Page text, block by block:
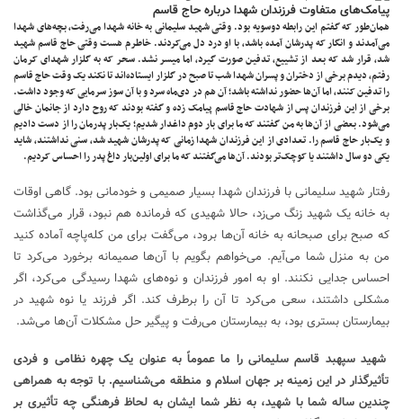
پیامک‌های متفاوت فرزندان شهدا درباره حاج قاسم
همان‌طور که گفتم این رابطه دوسویه بود. وقتی شهید سلیمانی به خانه شهدا می‌رفت، بچه‌های شهدا
می‌آمدند و انگار که پدرشان آمده باشد، با او درد دل می‌کردند. خاطرم هست وقتی حاج قاسم شهید
شد، قرار شد که بعد از تشییع، تدفین صورت گیرد، اما میسر نشد. سحر که به گلزار شهدای کرمان
رفتم، دیدم برخی از دختران و پسران شهدا شب تا صبح در گلزار ایستاده‌اند تا نکند یک وقت حاج قاسم
را تدفین کنند، اما آن‌ها حضور نداشته باشد؛ آن هم در دی‌ماه سرد و با آن سوز سرمایی که وجود داشت.
برخی از این فرزندان پس از شهادت حاج قاسم پیامک زده و گفته بودند که روح دارد از جانمان خالی
می‌شود. بعضی از آن‌ها به من گفتند که ما برای بار دوم داغدار شدیم؛ یک‌بار پدرمان را از دست دادیم
و یک‌بار حاج قاسم را. تعدادی از این فرزندان شهدا زمانی که پدرشان شهید شد، سنی نداشتند، شاید
یکی دو سال داشتند یا کوچک‌تر بودند. آن‌ها می‌گفتند که ما برای اولین‌بار داغ پدر را احساس کردیم.
رفتار شهید سلیمانی با فرزندان شهدا بسیار صمیمی و خودمانی بود. گاهی اوقات
به خانه یک شهید زنگ می‌زد، حالا شهیدی که فرمانده هم نبود، قرار می‌گذاشت
که صبح برای صبحانه به خانه آن‌ها برود، می‌گفت برای من کله‌پاچه آماده کنید
من به منزل شما می‌آیم. می‌خواهم بگویم با آن‌ها صمیمانه برخورد می‌کرد تا
احساس جدایی نکنند. او به امور فرزندان و نوه‌های شهدا رسیدگی می‌کرد، اگر
مشکلی داشتند، سعی می‌کرد تا آن را برطرف کند. اگر فرزند یا نوه شهید در
بیمارستان بستری بود، به بیمارستان می‌رفت و پیگیر حل مشکلات آن‌ها می‌شد.
شهید سپهبد قاسم سلیمانی را ما عموماً به عنوان یک چهره نظامی و فردی
تأثیرگذار در این زمینه بر جهان اسلام و منطقه می‌شناسیم. با توجه به همراهی
چندین ساله شما با شهید، به نظر شما ایشان به لحاظ فرهنگی چه تأثیری بر